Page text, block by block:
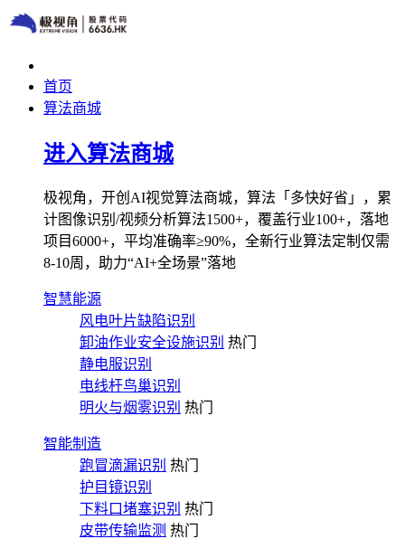
首页
算法商城
进入算法商城
极视角，开创AI视觉算法商城，算法「多快好省」，累
计图像识别/视频分析算法1500+，覆盖行业100+，落地
项目6000+，平均准确率≥90%，全新行业算法定制仅需
8-10周，助力“AI+全场景”落地
智慧能源
风电叶片缺陷识别
卸油作业安全设施识别 热门
静电服识别
电线杆鸟巢识别
明火与烟雾识别 热门
智能制造
跑冒滴漏识别 热门
护目镜识别
下料口堵塞识别 热门
皮带传输监测 热门